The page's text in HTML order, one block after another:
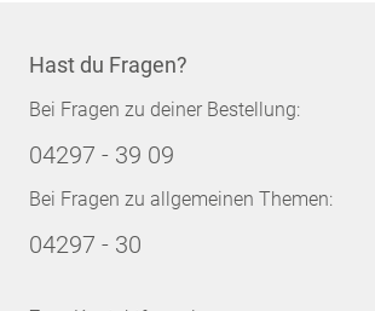
Hast du Fragen?
Bei Fragen zu deiner Bestellung:
04297 - 39 09
Bei Fragen zu allgemeinen Themen:
04297 - 30